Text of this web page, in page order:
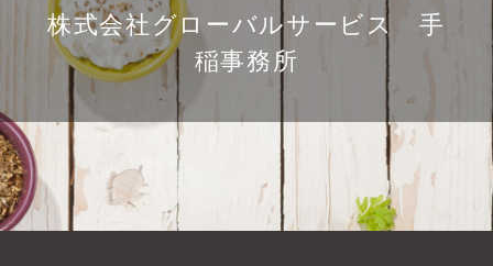
株式会社グローバルサービス 手
稲事務所